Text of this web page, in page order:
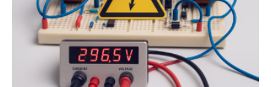
Gewinnerinnen der aktuellen Förderrunde des
Bayerischen Wissenschaftsministeriums. Im
Mittelpunkt steht der direkte Wissenstransfer: Neue
wissenschaftliche Erkenntnisse sollen rasch in die